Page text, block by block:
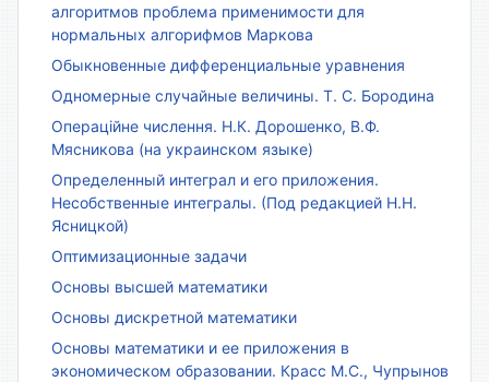
алгоритмов проблема применимости для
нормальных алгорифмов Маркова
Обыкновенные дифференциальные уравнения
Одномерные случайные величины. Т. С. Бородина
Операційне числення. Н.К. Дорошенко, В.Ф.
Мясникова (на украинском языке)
Определенный интеграл и его приложения.
Несобственные интегралы. (Под редакцией Н.Н.
Ясницкой)
Оптимизационные задачи
Основы высшей математики
Основы дискретной математики
Основы математики и ее приложения в
экономическом образовании. Красс М.С., Чупрынов